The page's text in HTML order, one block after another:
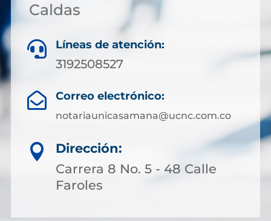
Caldas
 Líneas de atención:
3192508527
 Correo electrónico:
notariaunicasamana@ucnc.com.co

Dirección:
Carrera 8 No. 5 - 48 Calle
Faroles